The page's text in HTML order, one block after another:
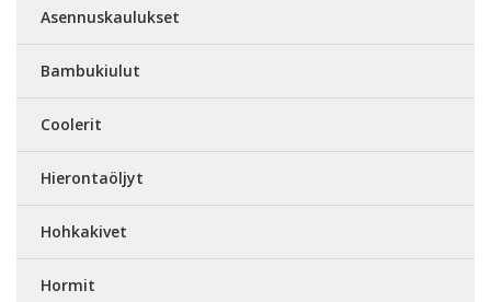
Asennuskaulukset
Bambukiulut
Coolerit
Hierontaöljyt
Hohkakivet
Hormit